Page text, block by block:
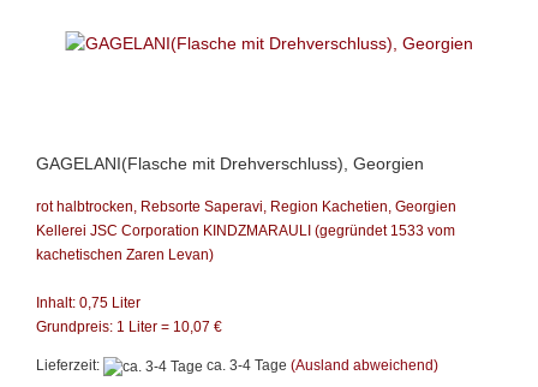
GAGELANI(Flasche mit Drehverschluss), Georgien
rot halbtrocken, Rebsorte Saperavi, Region Kachetien, Georgien
Kellerei JSC Corporation KINDZMARAULI (gegründet 1533 vom
kachetischen Zaren Levan)
Inhalt: 0,75 Liter
Grundpreis: 1 Liter = 10,07 €
Lieferzeit: ca. 3-4 Tage (Ausland abweichend)